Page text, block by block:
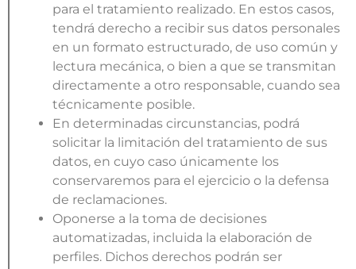
para el tratamiento realizado. En estos casos,
tendrá derecho a recibir sus datos personales
en un formato estructurado, de uso común y
lectura mecánica, o bien a que se transmitan
directamente a otro responsable, cuando sea
técnicamente posible.
En determinadas circunstancias, podrá
solicitar la limitación del tratamiento de sus
datos, en cuyo caso únicamente los
conservaremos para el ejercicio o la defensa
de reclamaciones.
Oponerse a la toma de decisiones
automatizadas, incluida la elaboración de
perfiles. Dichos derechos podrán ser